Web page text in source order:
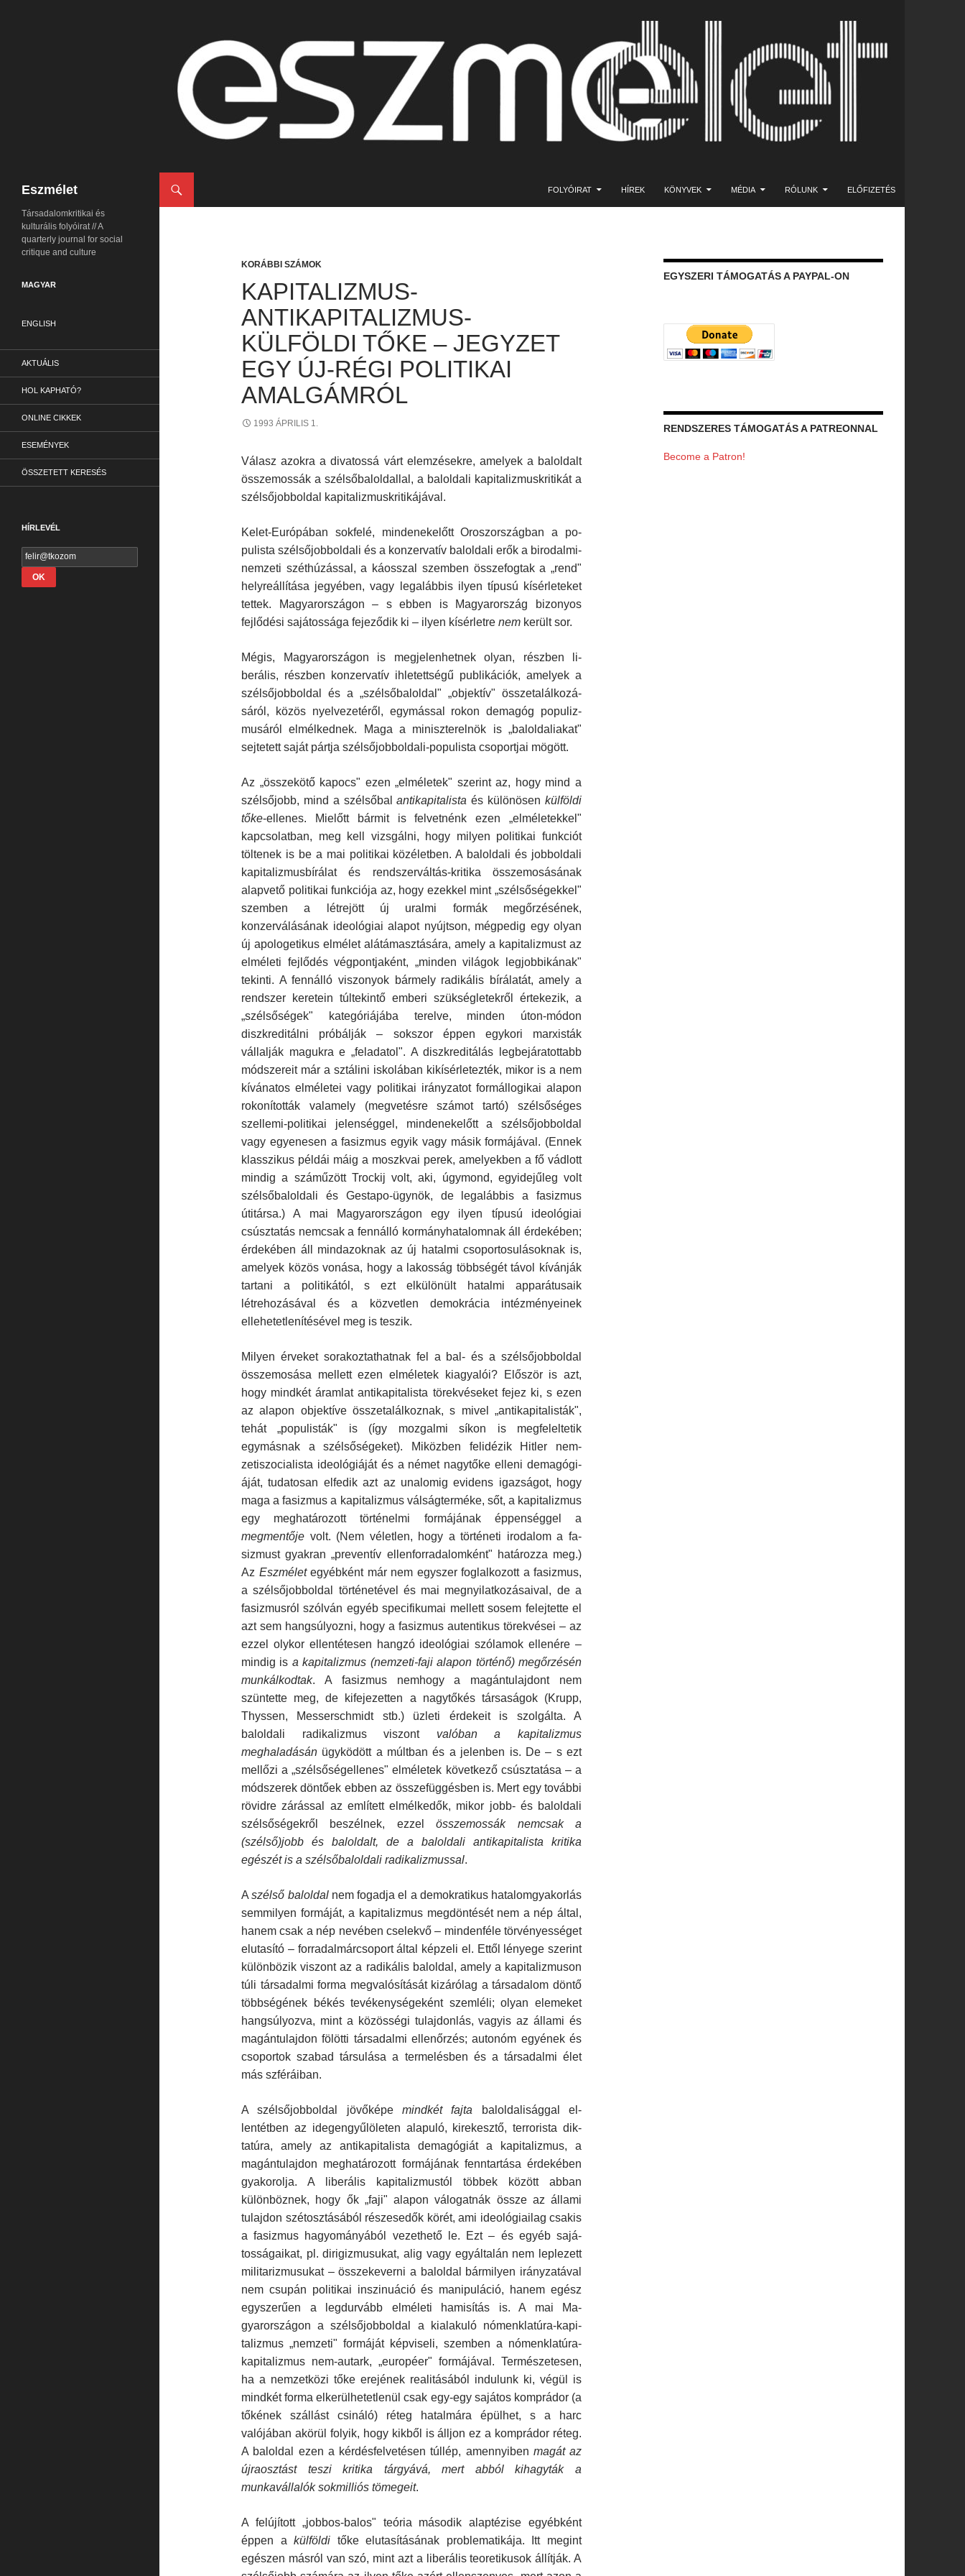
Eszmélet
FOLYÓIRAT
HÍREK KÖNYVEK MÉDIA RÓLUNK ELŐFIZETÉS
KORÁBBI SZÁMOK
KAPITALIZMUS-
ANTIKAPITALIZMUS-
KÜLFÖLDI TŐKE – JEGYZET
EGY ÚJ-RÉGI POLITIKAI
AMALGÁMRÓL
1993 ÁPRILIS 1.
Válasz azokra a divatossá várt elemzésekre, amelyek a baloldalt
összemossák a szélsőbaloldallal, a baloldali kapitalizmuskritikát a
szélsőjobboldal kapitalizmuskritikájával.
Kelet-Európában sokfelé, mindenekelőtt Oroszországban a po­
pulista szélsőjobboldali és a konzervatív baloldali erők a birodal­mi-
nemzeti széthúzással, a káosszal szemben összefogtak a „rend"
helyreállítása jegyében, vagy legalábbis ilyen típusú kí­sérleteket
tettek. Magyarországon – s ebben is Magyarország bi­zonyos
fejlődési sajátossága fejeződik ki – ilyen kísérletre nem került sor.
Mégis, Magyarországon is megjelenhetnek olyan, részben li­
berális, részben konzervatív ihletettségű publikációk, amelyek a
szélsőjobboldal és a „szélsőbaloldal" „objektív" össze­találkozá­
sáról, közös nyelvezetéről, egymással rokon demagóg populiz­
musáról elmélkednek. Maga a miniszterelnök is „baloldaliakat"
sejtetett saját pártja szélsőjobboldali-populista csoportjai mögött.
Az „összekötő kapocs" ezen „elméletek" szerint az, hogy mind a
szélsőjobb, mind a szélsőbalantikapitalista és különösenkülföldi
tőke-ellenes. Mielőtt bármit is felvetnénk ezen „elméletek­kel"
kapcsolatban, meg kell vizsgálni, hogy milyen politikai funkciót
töltenek is be a mai politikai közéletben. A baloldali és jobboldali
kapitalizmusbírálat és rendszerváltás-kritika össze­mosásának
alapvető politikai funkciója az, hogy ezekkel mint „szélsőségekkel"
szemben a létrejött új uralmi formák megőrzé­sének,
konzerválásának ideológiai alapot nyújtson, mégpedig egy olyan
új apologetikus elmélet alátámasztására, amely a kapi­talizmust az
elméleti fejlődés végpontjaként, „minden világok legjobbikának"
tekinti. A fennálló viszonyok bármely radikális bírálatát, amely a
rendszer keretein túltekintő emberi szükségle­tekről értekezik, a
„szélsőségek" kategóriájába terelve, minden úton-módon
diszkreditálni próbálják – sokszor éppen egykori marxisták
vállalják magukra e „feladatol". A diszkreditálás leg­bejáratottabb
módszereit már a sztálini iskolában kikísérletezték, mikor is a nem
kívánatos elméletei vagy politikai irányzatot for­mállogikai alapon
rokonították valamely (megvetésre számot tartó) szélsőséges
szellemi-politikai jelenséggel, mindenekelőtt a szélsőjobboldal
vagy egyenesen a fasizmus egyik vagy másik formájával. (Ennek
klasszikus példái máig a moszkvai perek, amelyekben a fő vádlott
mindig a száműzött Trockij volt, aki, úgymond, egyidejűleg volt
szélsőbaloldali és Gestapo-ügynök, de legalábbis a fasizmus
útitársa.) A mai Magyarországon egy ilyen típusú ideológiai
csúsztatás nemcsak a fennálló kormány­hatalomnak áll érdekében;
érdekében áll mindazoknak az új ha­talmi csoportosulásoknak is,
amelyek közös vonása, hogy a la­kosság többségét távol kívánják
tartani a politikától, s ezt elkülö­nült hatalmi apparátusaik
létrehozásával és a közvetlen demok­rácia intézményeinek
ellehetetlenítésével meg is teszik.
Milyen érveket sorakoztathatnak fel a bal- és a szélsőjobbol­dal
összemosása mellett ezen elméletek kiagyalói? Először is azt,
hogy mindkét áramlat antikapitalista törekvéseket fejez ki, s ezen
az alapon objektíve összetalálkoznak, s mivel „antikapita­listák",
tehát „populisták" is (így mozgalmi síkon is megfelelte­tik
egymásnak a szélsőségeket). Miközben felidézik Hitler nem­
zetiszocialista ideológiáját és a német nagytőke elleni demagógi­
áját, tudatosan elfedik azt az unalomig evidens igazságot, hogy
maga a fasizmus a kapitalizmus válságterméke, sőt, a kapitaliz­mus
egy meghatározott történelmi formájának éppenséggel a
megmentője volt. (Nem véletlen, hogy a történeti irodalom a fa­
sizmust gyakran „preventív ellenforradalomként" határozza meg.)
Az Eszméletegyébként már nem egyszer foglalkozott a fa­sizmus,
a szélsőjobboldal történetével és mai megnyilatkozásai­val, de a
fasizmusról szólván egyéb specifikumai mellett sosem felejtette el
azt sem hangsúlyozni, hogy a fasizmus autentikus törekvései – az
ezzel olykor ellentétesen hangzó ideológiai szóla­mok ellenére –
mindig is a kapitalizmus (nemzeti-faji alapon tör­ténő) megőrzésén
munkálkodtak. A fasizmus nemhogy a magántu­lajdont nem
szüntette meg, de kifejezetten a nagytőkés társasá­gok (Krupp,
Thyssen, Messerschmidt stb.) üzleti érdekeit is szol­gálta. A
baloldali radikalizmus viszont valóban a kapitalizmus
meghaladásán ügyködött a múltban és a jelenben is. De – s ezt
mellőzi a „szélsőségellenes" elméletek következő csúsztatása – a
módszerek döntőek ebben az összefüggésben is. Mert egy továb­bi
rövidre zárással az említett elmélkedők, mikor jobb- és balol­dali
szélsőségekről beszélnek, ezzelösszemossák nemcsak a
(szélső)jobb és baloldalt, de a baloldali antikapitalista kritika
egészét is a szélsőbaloldali radikalizmussal.
Aszélső baloldalnem fogadja el a demokratikus hatalomgya­korlás
semmilyen formáját, a kapitalizmus megdöntését nem a nép által,
hanem csak a nép nevében cselekvő – mindenféle tör­vényességet
elutasító – forradalmárcsoport által képzeli el. Ettől lényege szerint
különbözik viszont az a radikális baloldal, amely a kapitalizmuson
túli társadalmi forma megvalósítását kizárólag a társadalom döntő
többségének békés tevékenységeként szemléli; olyan elemeket
hangsúlyozva, mint a közösségi tulajdonlás, vagyis az állami és
magántulajdon fölötti társadalmi ellenőrzés; auto­nóm egyének és
csoportok szabad társulása a termelésben és a társadalmi élet
más szféráiban.
A szélsőjobboldal jövőképe mindkét fajta baloldalisággal el­
lentétben az idegengyűlöleten alapuló, kirekesztő, terrorista dik­
tatúra, amely az antikapitalista demagógiát a kapitalizmus, a
magántulajdon meghatározott formájának fenntartása érdeké­ben
gyakorolja. A liberális kapitalizmustól többek között abban
különböznek, hogy ők „faji" alapon válogatnák össze az állami
tulajdon szétosztásából részesedők körét, ami ideológiailag csak­is
a fasizmus hagyományából vezethető le. Ezt – és egyéb sajá­
tosságaikat, pl. dirigizmusukat, alig vagy egyáltalán nem leple­zett
militarizmusukat – összekeverni a baloldal bármilyen irány­zatával
nem csupán politikai inszinuáció és manipuláció, hanem egész
egyszerűen a legdurvább elméleti hamisítás is. A mai Ma­
gyarországon a szélsőjobboldal a kialakuló nómenklatúra-kapi­
talizmus „nemzeti" formáját képviseli, szemben a nómenklatú­ra-
kapitalizmus nem-autark, „européer" formájával. Termé­szetesen,
ha a nemzetközi tőke erejének realitásából indulunk ki, végül is
mindkét forma elkerülhetetlenül csak egy-egy sajátos komprádor (a
tőkének szállást csináló) réteg hatalmára épülhet, s a harc
valójában akörül folyik, hogy kikből is álljon ez a komp­rádor réteg.
A baloldal ezen a kérdésfelvetésen túllép, amennyi­ben magát az
újraosztást teszi kritika tárgyává, mert abból kihagyták a
munkavállalók sokmilliós tömegeit.
A felújított „jobbos-balos" teória második alaptézise egyéb­ként
éppen akülföldi tőke elutasításának problematikája. Itt me­gint
egészen másról van szó, mint azt a liberális teoretikusok ál­lítják. A
EGYSZERI TÁMOGATÁS A PAYPAL-ON
RENDSZERES TÁMOGATÁS A PATREONNAL
Become a Patron!
Társadalomkritikai és
kulturális folyóirat // A
quarterly journal for social
critique and culture
MAGYAR
ENGLISH
AKTUÁLIS
HOL KAPHATÓ?
ONLINE CIKKEK
ESEMÉNYEK
ÖSSZETETT KERESÉS
HÍRLEVÉL